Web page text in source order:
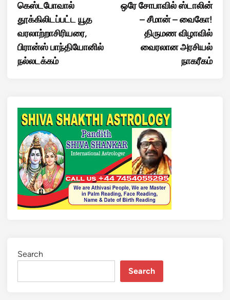
navigationarticle:
கெஸ்டபோவால்
தூக்கிலிடப்பட்ட யூத
வரலாற்றாசிரியரை,
பிரான்ஸ் பாந்தியோனில்
நல்லடக்கம்
ஒரே சோபாவில் ஸ்டாலின்
– சீமான் – வைகோ!
திருமண விழாவில்
வைரலான அரசியல்
நாகரீகம்
Search
Search